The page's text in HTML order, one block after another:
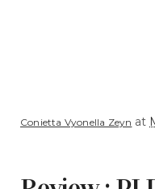
Conietta Vyonella Zeyn at